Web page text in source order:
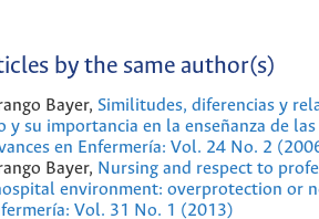
by the same author(s)
Bayer, Similitudes, diferencias y
y su importancia en la enseñanza de
en Enfermería: Vol. 24 No. 2
Bayer, Nursing and respect to
environment: overprotection or
Vol. 31 No. 1 (2013)